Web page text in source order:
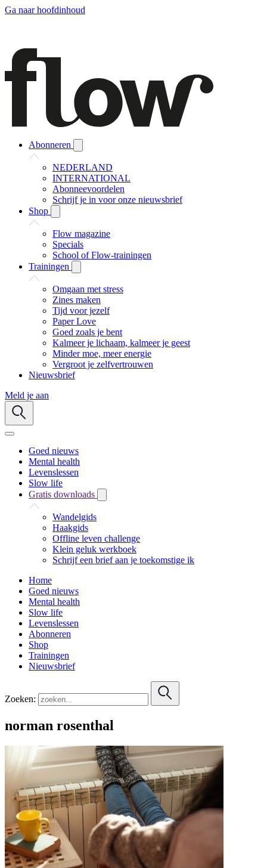
Ga naar hoofdinhoud
Abonneren
NEDERLAND
INTERNATIONAL
Abonneevoordelen
Schrijf je in voor onze nieuwsbrief
Shop
Flow magazine
Specials
School of Flow-trainingen
Trainingen
Omgaan met stress
Zines maken
Tijd voor jezelf
Paper Love
Goed zoals je bent
Kalmeer je lichaam, kalmeer je geest
Minder moe, meer energie
Vergroot je zelfvertrouwen
Nieuwsbrief
Meld je aan
Goed nieuws
Mental health
Levenslessen
Slow life
Gratis downloads
Wandelgids
Haakgids
Offline leven challenge
Klein geluk werkboek
Schrijf een brief aan je toekomstige ik
Home
Goed nieuws
Mental health
Slow life
Levenslessen
Abonneren
Shop
Trainingen
Nieuwsbrief
Zoeken:
norman rosenthal